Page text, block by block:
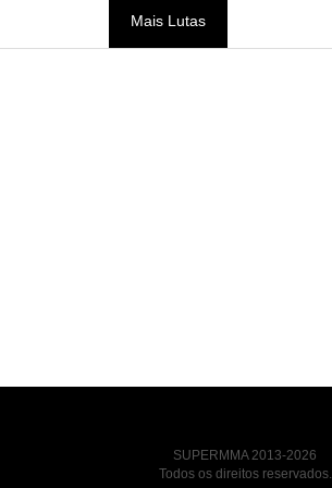
Mais Lutas
SUPERMMA 2013-2026
Todos os direitos reservados.